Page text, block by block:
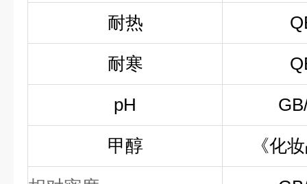
耐热
耐寒
pH
甲醇
《化